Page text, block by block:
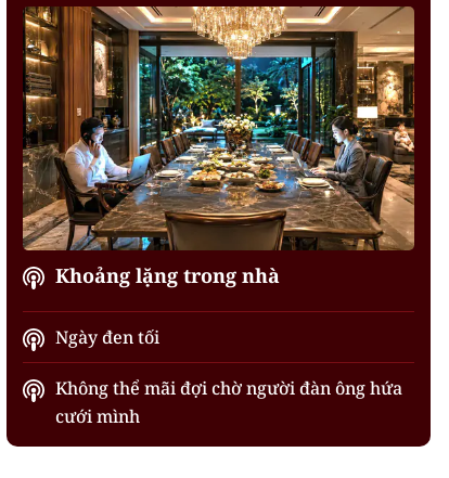
Khoảng lặng trong nhà
Ngày đen tối
Không thể mãi đợi chờ người đàn ông hứa
cưới mình